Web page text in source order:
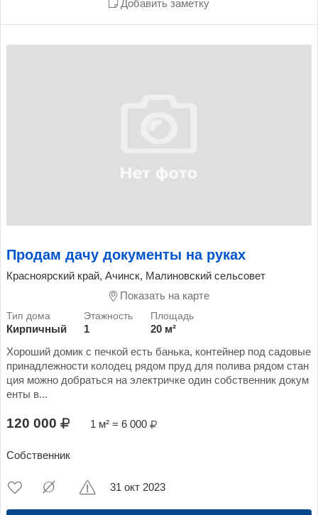
Добавить заметку
Продам дачу документы на руках
Красноярский край, Ачинск, Малиновский сельсовет
Показать на карте
Кирпичный 1
20 м²
Хороший домик с печкой есть банька, контейнер под садовые
принадлежности колодец рядом пруд для полива рядом стан
ция можно добраться на электричке один собственник докум
енты в...
120 000 1 м² = 6 000
Собственник
31 окт 2023